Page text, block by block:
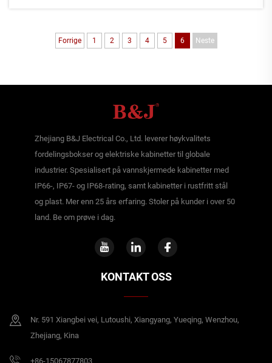
Forrige 1 2 3 4 5 6 Neste
Zhejiang B&J Electrical Co., Ltd. leverer høykvalitets
fordelingsbokser og elektriske kabinetter til globale
industrier. Spesialisert på vannskjermede kabinetter med
IP66-, IP67- og IP68-rating, samt kabinetter i rustfritt stål
og plast. Mer enn 25 års erfaring. Stoler på kunder i over 50
land. Be om prøve i dag.
KONTAKT OSS
Nr. 591 Xiangbei vei, Lutoushi, Xiangyang, Yueqing, Wenzhou,
Zhejiang, Kina
+86-15067877803